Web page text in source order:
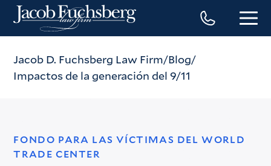
Jacob D. Fuchsberg Law Firm Blog
Impactos de la generación del 9/11
FONDO PARA LAS VÍCTIMAS DEL WORLD
TRADE CENTER